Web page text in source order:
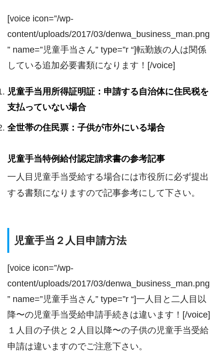
[voice icon=”/wp-
content/uploads/2017/03/denwa_business_man.png
” name=”児童手当さん” type=”r “]転勤族の人は関係
している追加必要書類になります！[/voice]
児童手当用所得証明証：申請する自治体に住民税を
支払っていない場合
全世帯の住民票：子供が市外にいる場合
児童手当特例給付認定請求書の参考記事
一人目児童手当受給する場合には市役所に必ず提出
する書類になりますので記事参考にして下さい。
児童手当２人目申請方法
[voice icon=”/wp-
content/uploads/2017/03/denwa_business_man.png
” name=”児童手当さん” type=”r “]一人目と二人目以
降〜の児童手当受給申請手続きは違います！[/voice]
１人目の子供と２人目以降〜の子供の児童手当受給
申請は違いますのでご注意下さい。